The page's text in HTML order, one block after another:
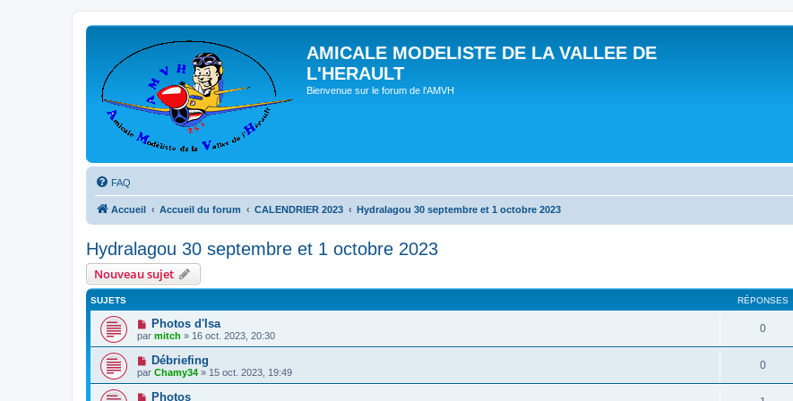
AMICALE MODELISTE DE LA VALLEE DE
L'HERAULT
Bienvenue sur le forum de l'AMVH
FAQ
Accueil Accueil du forum CALENDRIER 2023 Hydralagou 30 septembre et 1 octobre 2023
Hydralagou 30 septembre et 1 octobre 2023
Nouveau sujet
SUJETS RÉPONSES
Photos d'Isa
par mitch » 16 oct. 2023, 20:30
0
Débriefing
par Chamy34 » 15 oct. 2023, 19:49
0
Photos